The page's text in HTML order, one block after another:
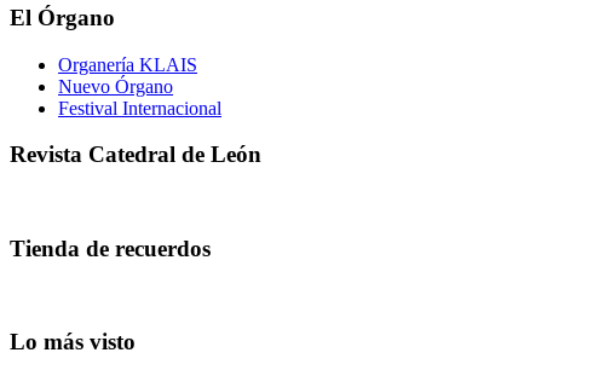
El Órgano
Organería KLAIS
Nuevo Órgano
Festival Internacional
Revista Catedral de León
Tienda de recuerdos
Lo más visto